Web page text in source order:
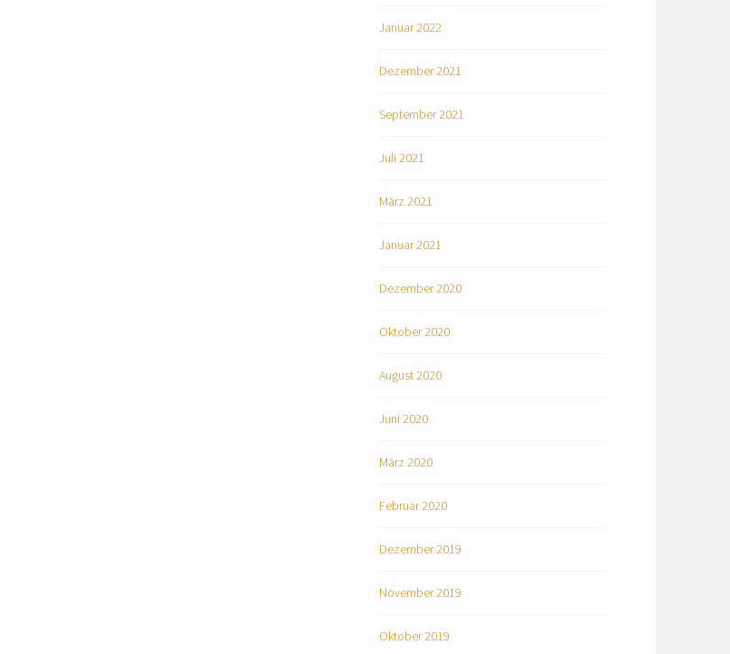
Januar 2022
Dezember 2021
September 2021
Juli 2021
März 2021
Januar 2021
Dezember 2020
Oktober 2020
August 2020
Juni 2020
März 2020
Februar 2020
Dezember 2019
November 2019
Oktober 2019